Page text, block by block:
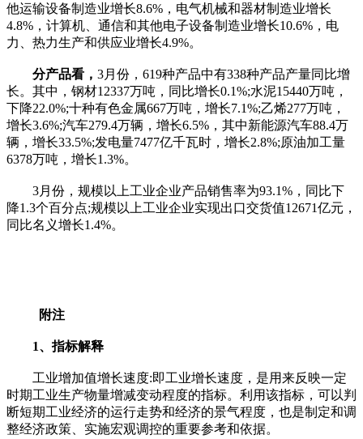
他运输设备制造业增长8.6%，电气机械和器材制造业增长
4.8%，计算机、通信和其他电子设备制造业增长10.6%，电
力、热力生产和供应业增长4.9%。
分产品看， 3月份，619种产品中有338种产品产量同比增
长。其中，钢材12337万吨，同比增长0.1%;水泥15440万吨，
下降22.0%;十种有色金属667万吨，增长7.1%;乙烯277万吨，
增长3.6%;汽车279.4万辆，增长6.5%，其中新能源汽车88.4万
辆，增长33.5%;发电量7477亿千瓦时，增长2.8%;原油加工量
6378万吨，增长1.3%。
3月份，规模以上工业企业产品销售率为93.1%，同比下
降1.3个百分点;规模以上工业企业实现出口交货值12671亿元，
同比名义增长1.4%。
附注
1、指标解释
工业增加值增长速度:即工业增长速度，是用来反映一定
时期工业生产物量增减变动程度的指标。利用该指标，可以判
断短期工业经济的运行走势和经济的景气程度，也是制定和调
整经济政策、实施宏观调控的重要参考和依据。